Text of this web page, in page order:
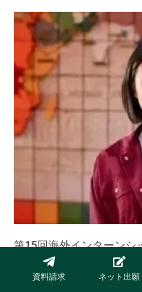
資料請求 ネット出願
第15回海外インターンシ
レーシアの旅行会社にて
る〜